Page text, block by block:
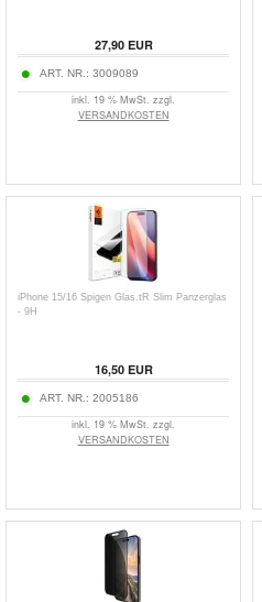
27,90EUR
ART. NR.: 3009089
inkl. 19 % MwSt. zzgl.
VERSANDKOSTEN
iPhone 15/16 Spigen Glas.tR Slim Panzerglas
- 9H
16,50EUR
ART. NR.: 2005186
inkl. 19 % MwSt. zzgl.
VERSANDKOSTEN